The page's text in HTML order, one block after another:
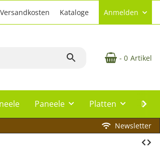
Versandkosten Kataloge Anmelden
- 0 Artikel
Paneele Platten
Newsletter